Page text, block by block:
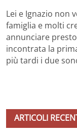
Lei e Ignazio non
famiglia e molti
annunciare
incontrata la
più tardi i due
ARTICOLI